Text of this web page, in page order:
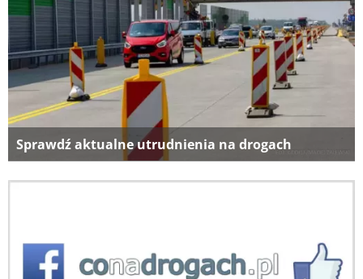
Sprawdź aktualne utrudnienia na drogach